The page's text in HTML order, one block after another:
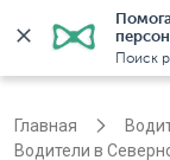
Поиск
Главная
Водители в